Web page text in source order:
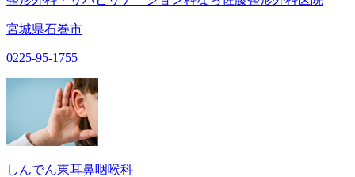
宮城県石巻市
0225-95-1755
しんでん東耳鼻咽喉科